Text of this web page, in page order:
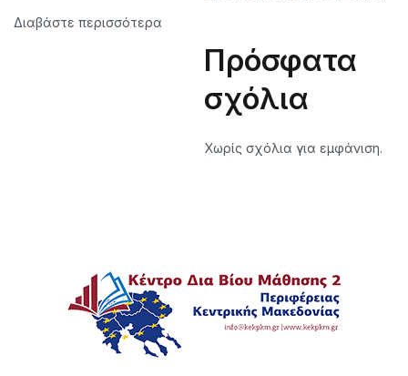
Διαβάστε περισσότερα
Πρόσφατα
σχόλια
Χωρίς σχόλια για εμφάνιση.